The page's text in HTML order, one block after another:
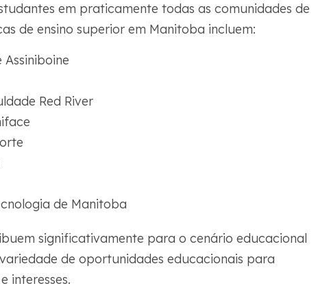
em praticamente todas as comunidades de
de ensino superior em Manitoba incluem:
Red River
de Manitoba
significativamente para o cenário educacional
de oportunidades educacionais para
interesses.